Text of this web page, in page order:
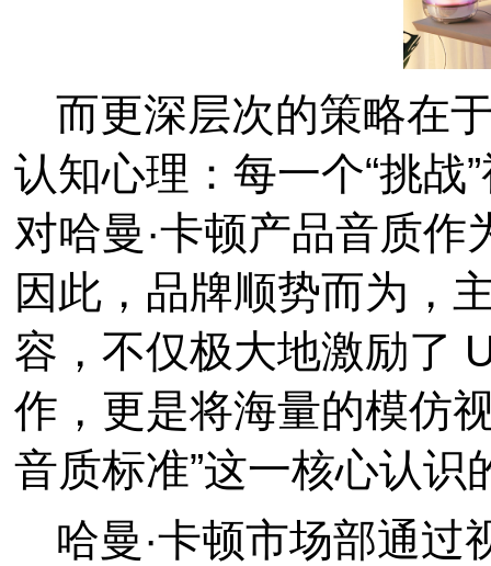
而更深层次的策略在
认知心理：每一个“挑战
对哈曼·卡顿产品音质
因此，品牌顺势而为，
容，不仅极大地激励了
作，更是将海量的模仿
音质标准”这一核心认识
哈曼·卡顿市场部通过